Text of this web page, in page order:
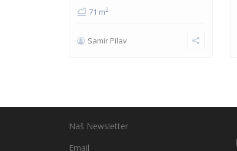
71 m2
Samir Pilav
Naš Newsletter
Email